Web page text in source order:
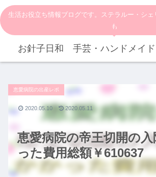
生活お役立ち情報ブログです。ステラルー・シ
も
お針子日和 手芸・ハンドメイド
恵愛病院の帝王切開の
った費用総額￥610637
恵愛病院の出産レポ
2020.05.10 2020.05.11